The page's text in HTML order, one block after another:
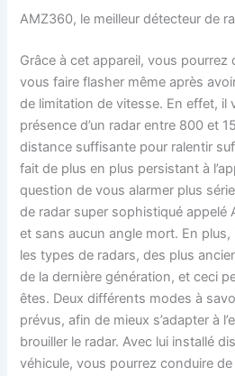
AMZ360, le meilleur détecteur de
Grâce à cet appareil, vous
vous faire flasher même après
de limitation de vitesse. En effet, il
présence d’un radar entre 800 et
distance suffisante pour ralentir
fait de plus en plus persistant à
question de vous alarmer plus
de radar super sophistiqué appelé
et sans aucun angle mort. En
les types de radars, des plus
de la dernière génération, et ceci
êtes. Deux différents modes à
prévus, afin de mieux s’adapter à
brouiller le radar. Avec lui installé
véhicule, vous pourrez conduire